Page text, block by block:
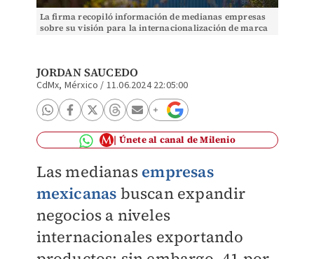
La firma recopiló información de medianas empresas
sobre su visión para la internacionalización de marca
JORDAN SAUCEDO
CdMx, Mérxico / 11.06.2024 22:05:00
Únete al canal de Milenio
Las medianas empresas
mexicanas buscan expandir
negocios a niveles
internacionales exportando